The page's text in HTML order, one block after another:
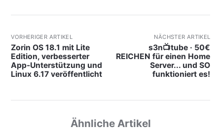
VORHERIGER ARTIKEL
Zorin OS 18.1 mit Lite
Edition, verbesserter
App-Unterstützung und
Linux 6.17 veröffentlicht
NÄCHSTER ARTIKEL
s3n📺tube · 50€
REICHEN für einen Home
Server... und SO
funktioniert es!
Ähnliche Artikel